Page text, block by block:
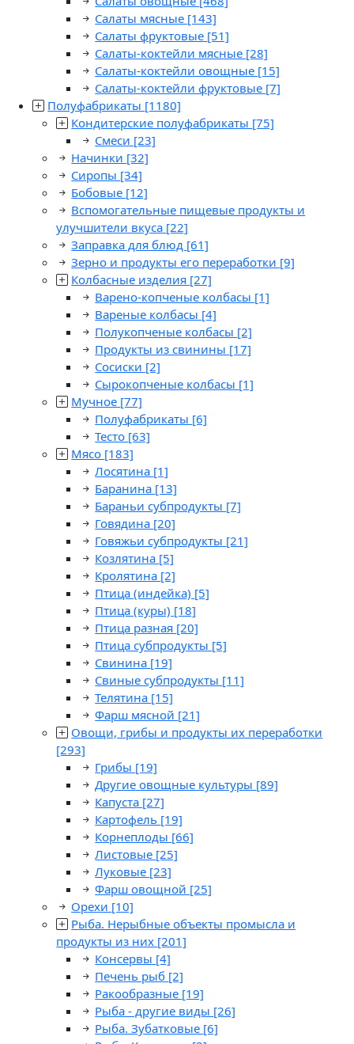
Салаты мясные [143]
Салаты фруктовые [51]
Салаты-коктейли мясные [28]
Салаты-коктейли овощные [15]
Салаты-коктейли фруктовые [7]
Полуфабрикаты [1180]
Кондитерские полуфабрикаты [75]
Смеси [23]
Начинки [32]
Сиропы [34]
Бобовые [12]
Вспомогательные пищевые продукты и
улучшители вкуса [22]
Заправка для блюд [61]
Зерно и продукты его переработки [9]
Колбасные изделия [27]
Варено-копченые колбасы [1]
Вареные колбасы [4]
Полукопченые колбасы [2]
Продукты из свинины [17]
Сосиски [2]
Сырокопченые колбасы [1]
Мучное [77]
Полуфабрикаты [6]
Тесто [63]
Мясо [183]
Лосятина [1]
Баранина [13]
Бараньи субпродукты [7]
Говядина [20]
Говяжьи субпродукты [21]
Козлятина [5]
Кролятина [2]
Птица (индейка) [5]
Птица (куры) [18]
Птица разная [20]
Птица субпродукты [5]
Свинина [19]
Свиные субпродукты [11]
Телятина [15]
Фарш мясной [21]
Овощи, грибы и продукты их переработки
[293]
Грибы [19]
Другие овощные культуры [89]
Капуста [27]
Картофель [19]
Корнеплоды [66]
Листовые [25]
Луковые [23]
Фарш овощной [25]
Орехи [10]
Рыба. Нерыбные объекты промысла и
продукты из них [201]
Консервы [4]
Печень рыб [2]
Ракообразные [19]
Рыба - другие виды [26]
Рыба. Зубатковые [6]